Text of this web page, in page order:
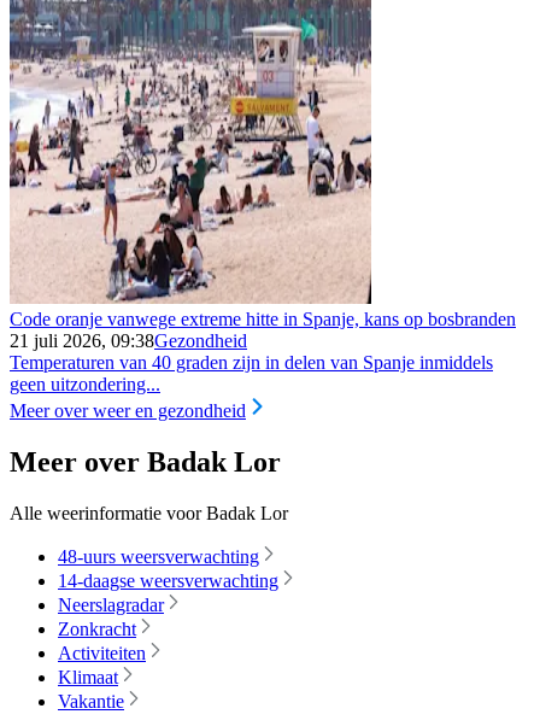
Code oranje vanwege extreme hitte in Spanje, kans op bosbranden
21 juli 2026, 09:38Gezondheid
Temperaturen van 40 graden zijn in delen van Spanje inmiddels
geen uitzondering...
Meer over weer en gezondheid
Meer over Badak Lor
Alle weerinformatie voor Badak Lor
48-uurs weersverwachting
14-daagse weersverwachting
Neerslagradar
Zonkracht
Activiteiten
Klimaat
Vakantie